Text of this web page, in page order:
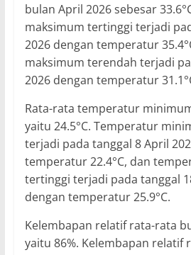
bulan April 2026 sebesar
maksimum tertinggi terjadi
2026 dengan temperatur
maksimum terendah terjadi
2026 dengan temperatur
Rata-rata temperatur
yaitu 24.5°C. Temperatur
terjadi pada tanggal 8 April
temperatur 22.4°C, dan
tertinggi terjadi pada tanggal
dengan temperatur 25.9°C.
Kelembapan relatif rata-rata
yaitu 86%. Kelembapan relatif